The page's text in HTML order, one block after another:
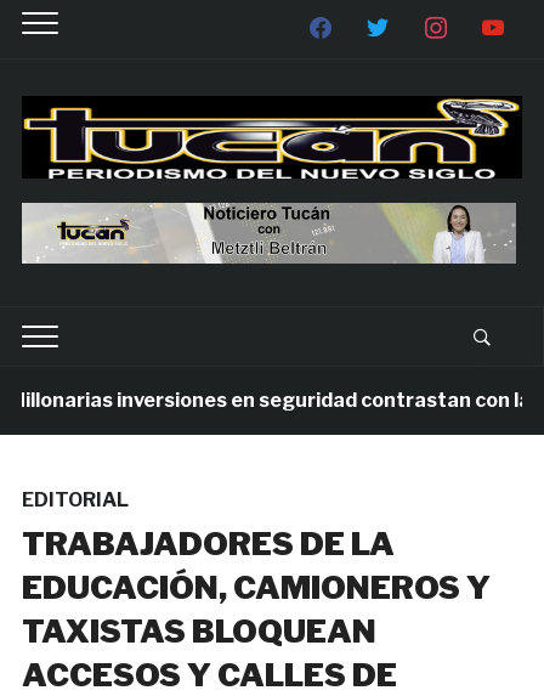
inversiones en seguridad contrastan con la
EDITORIAL
TRABAJADORES DE LA
EDUCACIÓN, CAMIONEROS Y
TAXISTAS BLOQUEAN
ACCESOS Y CALLES DE